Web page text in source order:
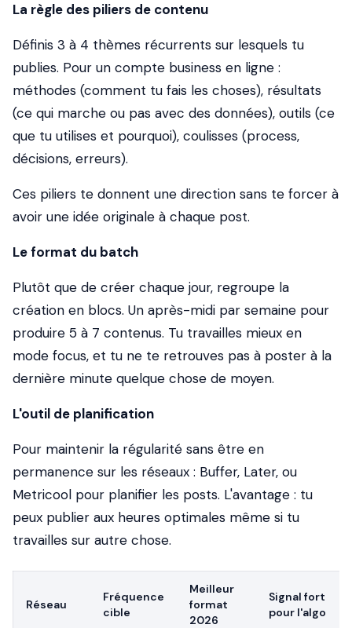
La règle des piliers de contenu
Définis 3 à 4 thèmes récurrents sur lesquels tu
publies. Pour un compte business en ligne :
méthodes (comment tu fais les choses), résultats
(ce qui marche ou pas avec des données), outils (ce
que tu utilises et pourquoi), coulisses (process,
décisions, erreurs).
Ces piliers te donnent une direction sans te forcer à
avoir une idée originale à chaque post.
Le format du batch
Plutôt que de créer chaque jour, regroupe la
création en blocs. Un après-midi par semaine pour
produire 5 à 7 contenus. Tu travailles mieux en
mode focus, et tu ne te retrouves pas à poster à la
dernière minute quelque chose de moyen.
L'outil de planification
Pour maintenir la régularité sans être en
permanence sur les réseaux : Buffer, Later, ou
Metricool pour planifier les posts. L'avantage : tu
peux publier aux heures optimales même si tu
travailles sur autre chose.
Réseau
Fréquence
cible
Meilleur
format
2026
Signal fort
pour l'algo